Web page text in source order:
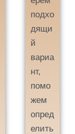
подхо
дящи
й
вариа
нт,
помо
жем
опред
елить